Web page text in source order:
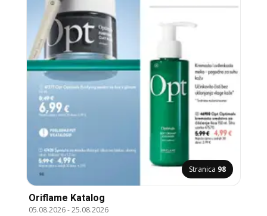
Stranica 98
Oriflame Katalog
05.08.2026-25.08.2026